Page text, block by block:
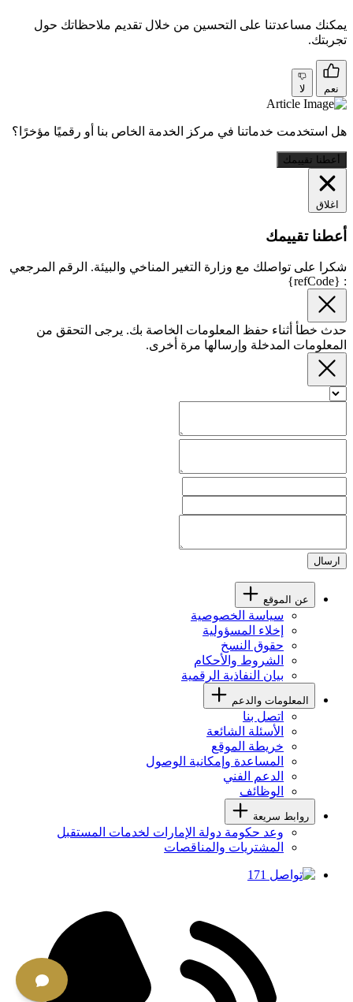
يمكنك مساعدتنا على التحسين من خلال تقديم ملاحظاتك حول
تجربتك.
نعم لا
هل استخدمت خدماتنا في مركز الخدمة الخاص بنا أو رقميًا مؤخرًا؟
أعطنا تقييمك
اغلاق
أعطنا تقييمك
شكرا على تواصلك مع وزارة التغير المناخي والبيئة. الرقم المرجعي
: {refCode}
حدث خطأ أثناء حفظ المعلومات الخاصة بك. يرجى التحقق من
المعلومات المدخلة وإرسالها مرة أخرى.
ارسال
عن الموقع
سياسة الخصوصية
إخلاء المسؤولية
حقوق النسخ
الشروط والأحكام
بيان النفاذية الرقمية
المعلومات والدعم
اتصل بنا
الأسئلة الشائعة
خريطة الموقع
المساعدة وإمكانية الوصول
الدعم الفني
الوظائف
روابط سريعة
وعد حكومة دولة الإمارات لخدمات المستقبل
المشتريات والمناقصات